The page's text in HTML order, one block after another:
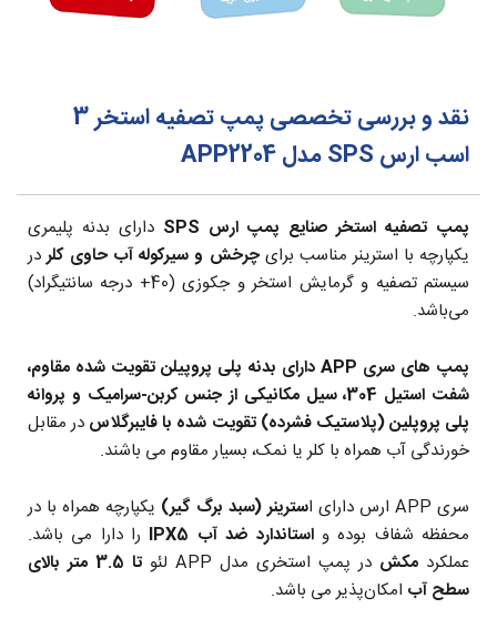
نقد و بررسی تخصصی پمپ تصفیه استخر 3
اسب ارس SPS مدل APP2204
پمپ تصفیه استخر صنایع پمپ ارس SPS
دارای بدنه پلیمری
یکپارچه با استرینر مناسب برایچرخش و سیرکوله آب حاوی کلردر
سیستم تصفیه و گرمایش استخر و جکوزی (40+ درجه سانتیگراد)
می‌باشد.
پمپ های سری APP دارای بدنه پلی پروپیلن تقویت شده مقاوم،
شفت استیل 304، سیل مکانیکی از جنس کربن-سرامیک و
پروانه
پلی پروپلین (پلاستیک فشرده) تقویت شده با فایبرگلاس در مقابل
خورندگی آب همراه با کلر یا نمک، بسیار مقاوم می باشند.
سری APP ارس دارای ا سترینر (سبد برگ گیر) یکپارچه همراه با در
محفظه شفاف بوده واستاندارد ضد آب IPX5
را دارا می باشد.
عملکرد مکش در پمپ استخری مدل APP لئو
تا 3.5 متر بالای
سطح آب امکان‌پذیر می باشد.